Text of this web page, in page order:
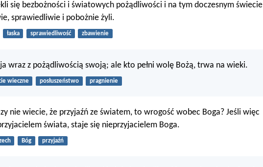
się bezbożności i światowych pożądliwości i na tym doczesnym świecie
sprawiedliwie i pobożnie żyli.
łaska sprawiedliwość zbawienie
wraz z pożądliwością swoją; ale kto pełni wolę Bożą, trwa na wieki.
wieczne posłuszeństwo pragnienie
nie wiecie, że przyjaźń ze światem, to wrogość wobec Boga? Jeśli więc
świata, staje się nieprzyjacielem Boga.
Bóg przyjaźń